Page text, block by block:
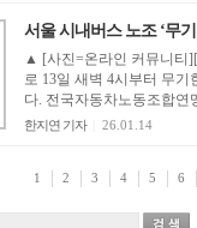
서울 시내버스 노조 ‘무
▲ [사진=온라인 커뮤니티
로 13일 새벽 4시부터 무
다. 전국자동차노동조합연
한지연 기자 26.01.14
1 2 3 4 5 6